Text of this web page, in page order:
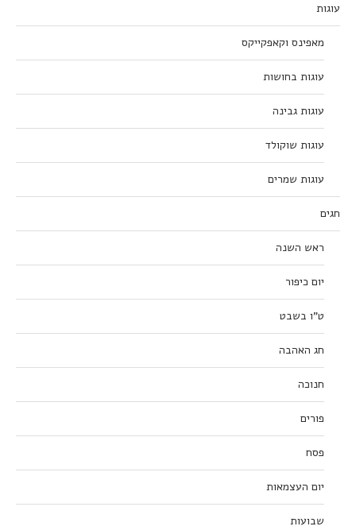
עוגות
מאפינס וקאפקייקס
עוגות בחושות
עוגות גבינה
עוגות שוקולד
עוגות שמרים
חגים
ראש השנה
יום כיפור
ט”ו בשבט
חג האהבה
חנוכה
פורים
פסח
יום העצמאות
שבועות